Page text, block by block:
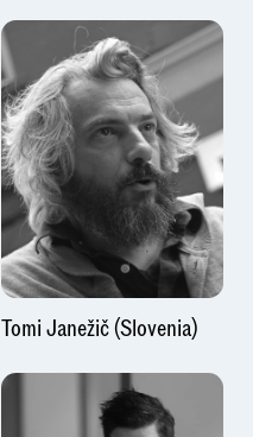
Tomi Janežič (Slovenia)